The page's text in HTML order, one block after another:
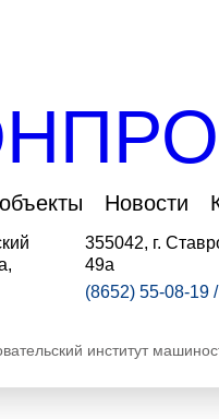
Новости
355042, г.
49а
(8652) 55-08-19
институт